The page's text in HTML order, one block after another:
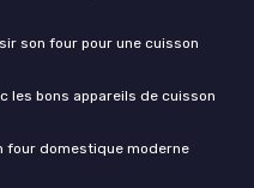
son four pour une cuisson
les bons appareils de cuisson
four domestique moderne